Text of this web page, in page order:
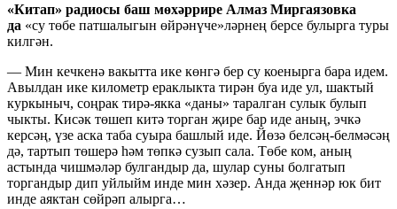
«Китап» радиосы баш мөхәррире Алмаз Миргаязовка
да «су төбе патшалыгын өйрәнүче»ләрнең берсе булырга туры
килгән.
— Мин кечкенә вакытта ике көнгә бер су коенырга бара идем.
Авылдан ике километр ераклыкта тирән буа иде ул, шактый
куркыныч, соңрак тирә-якка «даны» таралган сулык булып
чыкты. Кисәк төшеп китә торган җире бар иде аның, эчкә
керсәң, үзе аска таба суыра башлый иде. Йөзә белсәң-белмәсәң
дә, тартып төшерә һәм төпкә сузып сала. Төбе ком, аның
астында чишмәләр булгандыр да, шулар суны болгатып
торгандыр дип уйлыйм инде мин хәзер. Анда җеннәр юк бит
инде аяктан сөйрәп алырга…